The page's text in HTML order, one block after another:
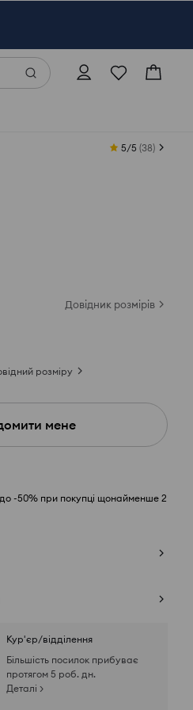
5/5 (38)
Довідник розмірів
розміру
мене
-50% при покупці щонайменше 2
Кур'єр/відділення
Більшість посилок прибуває
протягом 5 роб. дн.
Деталі >